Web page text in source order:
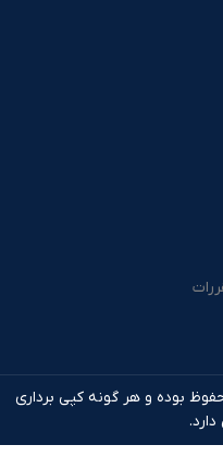
بوده و هر گونه کپی برداری
دارد.